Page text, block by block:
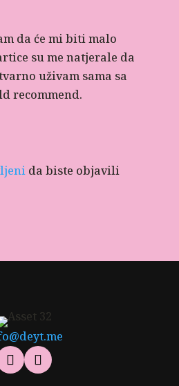
da će mi biti malo
su me natjerale da
uživam sama sa
recommend.
da biste objavili